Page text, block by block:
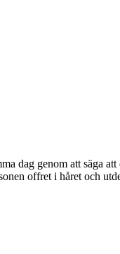
dag genom att säga
offret i håret och